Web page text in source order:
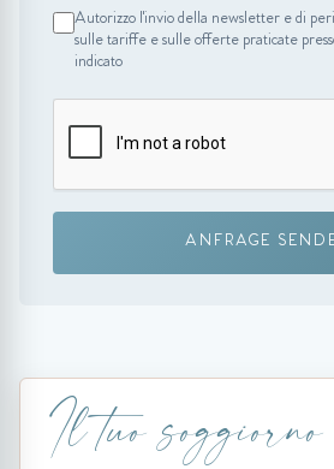
Autorizzo l'invio della newsletter e di
sulle tariffe e sulle offerte praticate
indicato
ANFRAGE
Il tuo soggiorno